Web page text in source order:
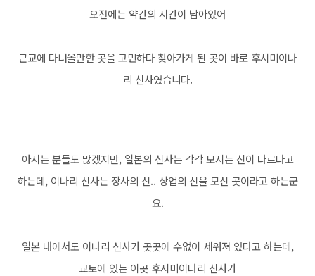
오전에는 약간의 시간이 남아있어
근교에 다녀올만한 곳을 고민하다 찾아가게 된 곳이 바로 후시미이나
리 신사였습니다.
아시는 분들도 많겠지만, 일본의 신사는 각각 모시는 신이 다르다고
하는데, 이나리 신사는 장사의 신.. 상업의 신을 모신 곳이라고 하는군
요.
일본 내에서도 이나리 신사가 곳곳에 수없이 세워져 있다고 하는데,
교토에 있는 이곳 후시미이나리 신사가